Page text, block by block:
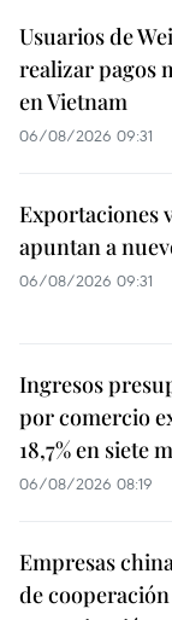
Usuarios de
realizar pagos
en Vietnam
06/08/2026 09:31
Exportaciones
apuntan a
06/08/2026 09:31
Ingresos
por comercio
18,7% en siete
06/08/2026 08:19
Empresas
de